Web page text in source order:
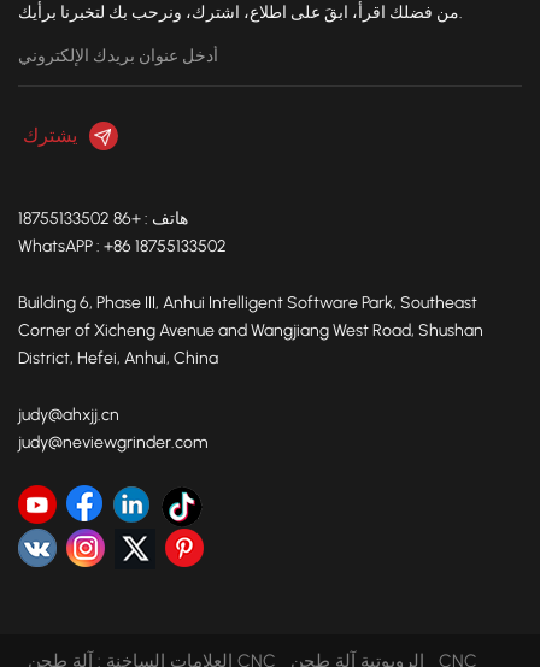
من فضلك اقرأ، ابقَ على اطلاع، اشترك، ونرحب بك لتخبرنا برأيك.
هاتف : +86 18755133502
WhatsAPP : +86 18755133502
Building 6, Phase III, Anhui Intelligent Software Park, Southeast
Corner of Xicheng Avenue and Wangjiang West Road, Shushan
District, Hefei, Anhui, China
judy@ahxjj.cn
judy@neviewgrinder.com
العلامات الساخنة : آلة طحن CNC الروبوتية آلة طحن CNC